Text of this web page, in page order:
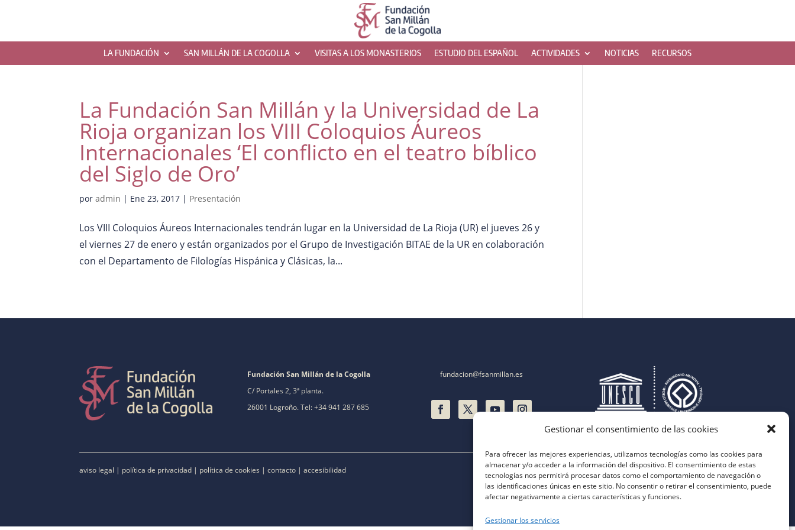
Gestionar el consentimiento de las cookies
Para ofrecer las mejores experiencias, utilizamos tecnologías como las cookies para
almacenar y/o acceder a la información del dispositivo. El consentimiento de estas
tecnologías nos permitirá procesar datos como el comportamiento de navegación o
las identificaciones únicas en este sitio. No consentir o retirar el consentimiento, puede
afectar negativamente a ciertas características y funciones.
Gestionar los servicios
LA FUNDACIÓN SAN MILLÁN DE LA COGOLLA VISITAS A LOS MONASTERIOS ESTUDIO DEL ESPAÑOL ACTIVIDADES NOTICIAS RECURSOS
La Fundación San Millán y la Universidad de La
Rioja organizan los VIII Coloquios Áureos
Internacionales ‘El conflicto en el teatro bíblico
del Siglo de Oro’
poradmin | Ene 23, 2017 | Presentación
Los VIII Coloquios Áureos Internacionales tendrán lugar en la Universidad de La Rioja (UR) el jueves 26 y
el viernes 27 de enero y están organizados por el Grupo de Investigación BITAE de la UR en colaboración
con el Departamento de Filologías Hispánica y Clásicas, la...
Fundación San Millán de la Cogolla
C/ Portales 2, 3ª planta.
26001 Logroño. Tel: +34 941 287 685
fundacion@fsanmillan.es
aviso legal | política de privacidad | política de cookies |contacto |accesibilidad